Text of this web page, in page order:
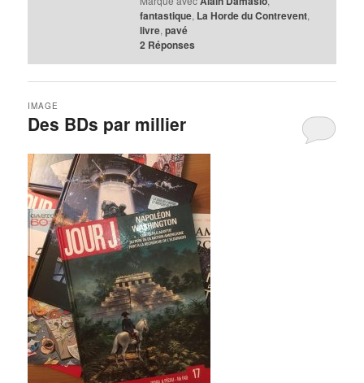
fantastique, La Horde du Contrevent,
livre, pavé
2 Réponses
Des BDs par millier
IMAGE